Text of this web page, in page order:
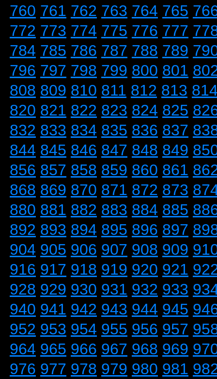
760 761 762 763 764 765
772 773 774 775 776 777
784 785 786 787 788 789
796 797 798 799 800 801
808 809 810 811 812 813
820 821 822 823 824 825
832 833 834 835 836 837
844 845 846 847 848 849
856 857 858 859 860 861
868 869 870 871 872 873
880 881 882 883 884 885
892 893 894 895 896 897
904 905 906 907 908 909
916 917 918 919 920 921
928 929 930 931 932 933
940 941 942 943 944 945
952 953 954 955 956 957
964 965 966 967 968 969
976 977 978 979 980 981